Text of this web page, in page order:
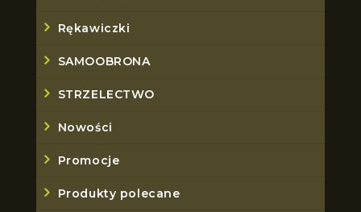
Rękawiczki
SAMOOBRONA
STRZELECTWO
Nowości
Promocje
Produkty polecane